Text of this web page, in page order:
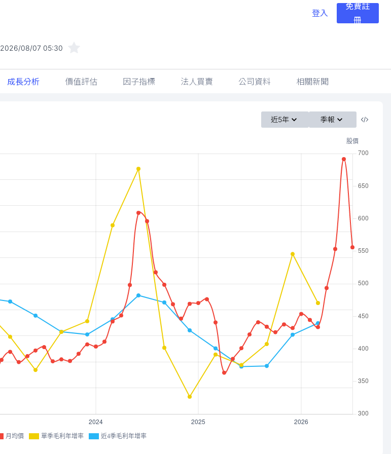
登入
免費註
冊
2026/08/07 05:30
成長分析 價值評估 因子指標 法人買賣 公司資料 相關新聞
近5年 季報
月均價 單季毛利年增率 近4季毛利年增率